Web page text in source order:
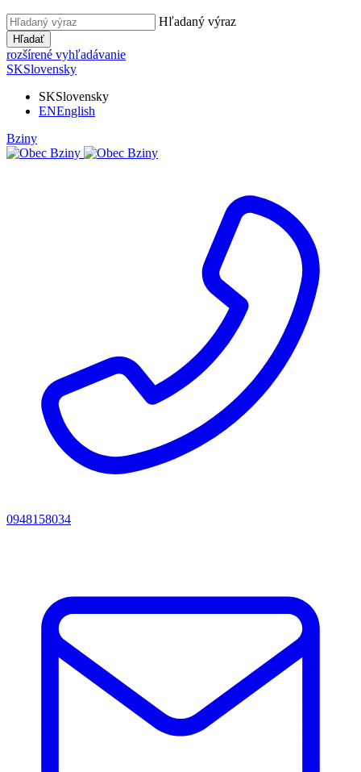
Hľadaný výraz
Hľadať
rozšírené vyhľadávanie
SKSlovensky
SKSlovensky
ENEnglish
Bziny
0948158034